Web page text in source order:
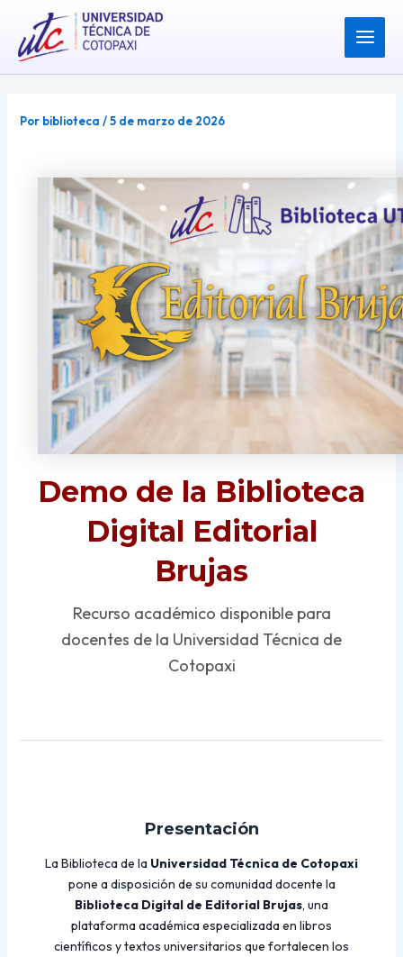
contenido
Main
Menu
Por biblioteca /5 de marzo de 2026
Demo de la Biblioteca
Digital Editorial
Brujas
Recurso académico disponible para
docentes de la Universidad Técnica de
Cotopaxi
Presentación
La Biblioteca de la Universidad Técnica de Cotopaxi
pone a disposición de su comunidad docente la
Biblioteca Digital de Editorial Brujas, una
plataforma académica especializada en libros
científicos y textos universitarios que fortalecen los
navigation